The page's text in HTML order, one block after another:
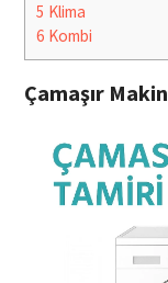
5 Klima
6 Kombi
Çamaşır